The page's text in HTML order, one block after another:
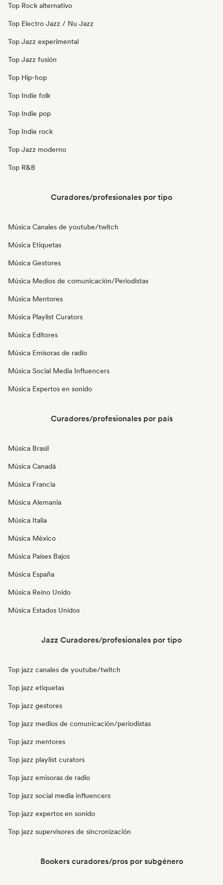
Top Rock alternativo
Top Electro Jazz / Nu Jazz
Top Jazz experimental
Top Jazz fusión
Top Hip-hop
Top Indie folk
Top Indie pop
Top Indie rock
Top Jazz moderno
Top R&B
Curadores/profesionales por tipo
Música Canales de youtube/twitch
Música Etiquetas
Música Gestores
Música Medios de comunicación/Periodistas
Música Mentores
Música Playlist Curators
Música Editores
Música Emisoras de radio
Música Social Media Influencers
Música Expertos en sonido
Curadores/profesionales por país
Música Brasil
Música Canadá
Música Francia
Música Alemania
Música Italia
Música México
Música Países Bajos
Música España
Música Reino Unido
Música Estados Unidos
Jazz Curadores/profesionales por tipo
Top jazz canales de youtube/twitch
Top jazz etiquetas
Top jazz gestores
Top jazz medios de comunicación/periodistas
Top jazz mentores
Top jazz playlist curators
Top jazz emisoras de radio
Top jazz social media influencers
Top jazz expertos en sonido
Top jazz supervisores de sincronización
Bookers curadores/pros por subgénero